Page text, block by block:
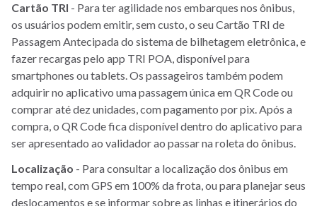
Cartão TRI - Para ter agilidade nos embarques nos ônibus,
os usuários podem emitir, sem custo, o seu Cartão TRI de
Passagem Antecipada do sistema de bilhetagem eletrônica, e
fazer recargas pelo app TRI POA, disponível para
smartphones ou tablets. Os passageiros também podem
adquirir no aplicativo uma passagem única em QR Code ou
comprar até dez unidades, com pagamento por pix. Após a
compra, o QR Code fica disponível dentro do aplicativo para
ser apresentado ao validador ao passar na roleta do ônibus.
Localização - Para consultar a localização dos ônibus em
tempo real, com GPS em 100% da frota, ou para planejar seus
deslocamentos e se informar sobre as linhas e itinerários do